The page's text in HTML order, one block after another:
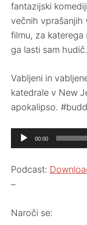
fantazijski
večnih vprašanjih
filmu, za katerega
ga lasti sam hudič.
Vabljeni in
katedrale v New
apokalipso.
Audio
Player
00:00
Podcast:
–
Naroči se: